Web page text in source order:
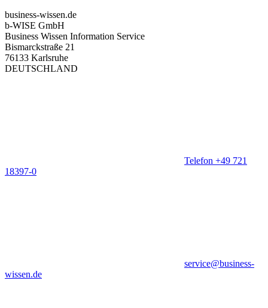
business-wissen.de
b-WISE GmbH
Business Wissen Information Service
Bismarckstraße 21
76133 Karlsruhe
DEUTSCHLAND
Telefon +49 721
18397-0
service@business-
wissen.de